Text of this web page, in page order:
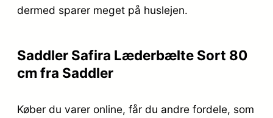
dermed sparer meget på huslejen.
Saddler Safira Læderbælte Sort 80
cm fra Saddler
Køber du varer online, får du andre fordele, som